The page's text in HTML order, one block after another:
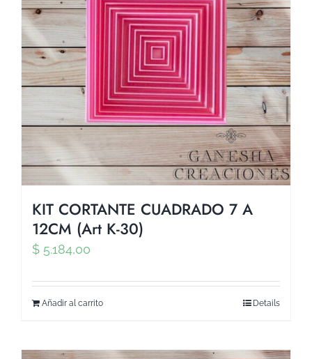
KIT CORTANTE CUADRADO 7 A
12CM (Art K-30)
$ 5.184,00
Añadir al carrito Details